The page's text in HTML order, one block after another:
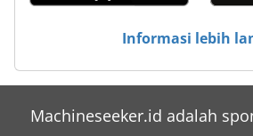
Perforex
Perhiasan
Informasi lebih
Machineseeker.id adalah